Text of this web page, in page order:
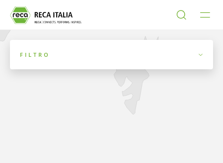
FILTRO